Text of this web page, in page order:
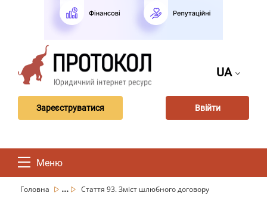
UA
Зареєструватися Ввійти
Меню
Головна ... Стаття 93. Зміст шлюбного договору